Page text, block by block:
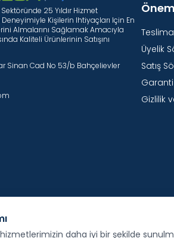
25 Yıldır Hizmet
Kişilerin Ihtiyaçları Için En
Almalarını Sağlamak Amacıyla
Kaliteli Ürünlerinin Satışını
Sinan Cad No 53/b Bahçelievler
Üyelik
Satış
Garanti
Gizlilik
daha iyi bir şekilde